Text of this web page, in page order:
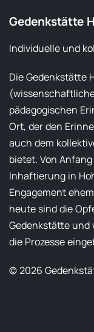
Gedenkstätte
Individuelle und
Die Gedenkstätte
pädagogischen
Ort, der den
auch dem
bietet. Von
Inhaftierung in
Engagement
heute sind die
Gedenkstätte
die Prozesse
© 2026